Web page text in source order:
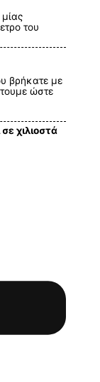
του
βρήκατε με
ώστε
χιλιοστά